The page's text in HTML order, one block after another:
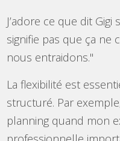
J’adore ce que dit
signifie pas que ça ne
nous entraidons."
La flexibilité est
structuré. Par
planning quand mon